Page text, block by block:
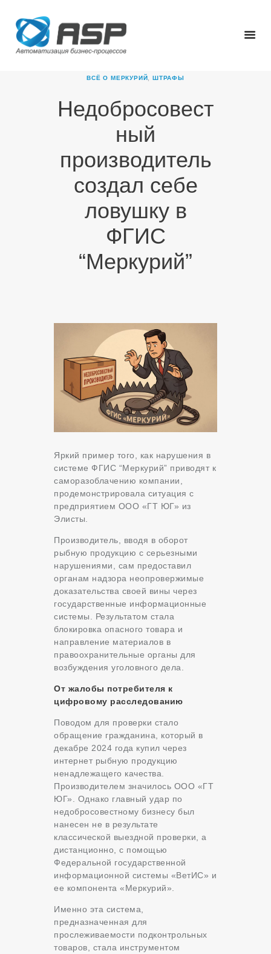
ВСЁ О МЕРКУРИЙ ШТРАФЫ
Недобросовест
ный
производитель
создал себе
ловушку в
ФГИС
“Меркурий”
ГЛАВНАЯ
О КОМПАНИИ
НОВОСТИ
КАРЬЕРА
ПАРТНЕРЫ
КОНТАКТЫ
Яркий пример того, как нарушения в
системе ФГИС “Меркурий” приводят к
саморазоблачению компании,
продемонстрировала ситуация с
предприятием ООО «ГТ ЮГ» из
Элисты.
Производитель, вводя в оборот
рыбную продукцию с серьезными
нарушениями, сам предоставил
органам надзора неопровержимые
доказательства своей вины через
государственные информационные
системы. Результатом стала
блокировка опасного товара и
направление материалов в
правоохранительные органы для
возбуждения уголовного дела.
От жалобы потребителя к
цифровому расследованию
Поводом для проверки стало
обращение гражданина, который в
декабре 2024 года купил через
интернет рыбную продукцию
ненадлежащего качества.
Производителем значилось ООО «ГТ
ЮГ». Однако главный удар по
недобросовестному бизнесу был
нанесен не в результате
классической выездной проверки, а
дистанционно, с помощью
Федеральной государственной
информационной системы «ВетИС» и
ее компонента «Меркурий».
Именно эта система,
предназначенная для
прослеживаемости подконтрольных
товаров, стала инструментом